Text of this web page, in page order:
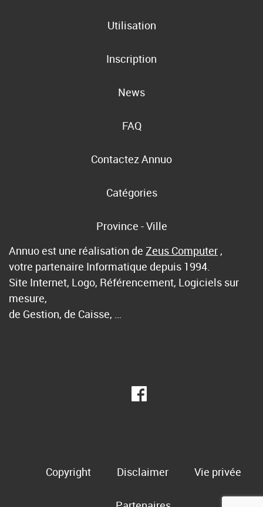
Utilisation
Inscription
News
FAQ
Contactez Annuo
Catégories
Province - Ville
Annuo est une réalisation de Zeus Computer ,
votre partenaire Informatique depuis 1994.
Site Internet, Logo, Référencement, Logiciels sur
mesure,
de Gestion, de Caisse, …
Copyright Disclaimer Vie privée